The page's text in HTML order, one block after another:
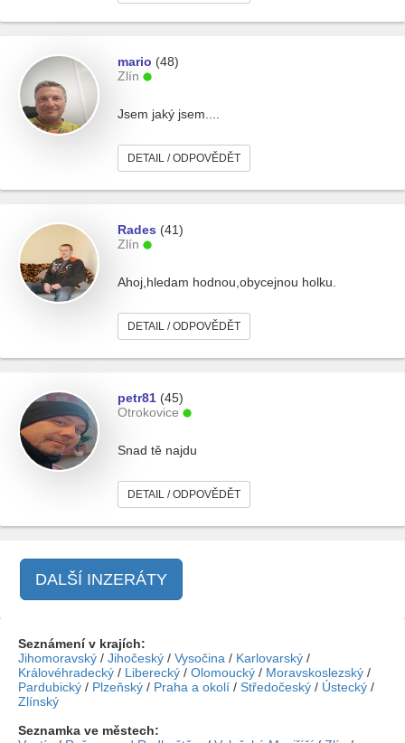
mario (48)
Zlín
Jsem jaký jsem....
DETAIL / ODPOVĚDĚT
Rades (41)
Zlín
Ahoj,hledam hodnou,obycejnou holku.
DETAIL / ODPOVĚDĚT
petr81 (45)
Otrokovice
Snad tě najdu
DETAIL / ODPOVĚDĚT
DALŠÍ INZERÁTY
Seznámení v krajích:
Jihomoravský / Jihočeský / Vysočina / Karlovarský /
Královéhradecký / Liberecký / Olomoucký / Moravskoslezský /
Pardubický / Plzeňský / Praha a okolí / Středočeský / Ústecký /
Zlínský
Seznamka ve městech: